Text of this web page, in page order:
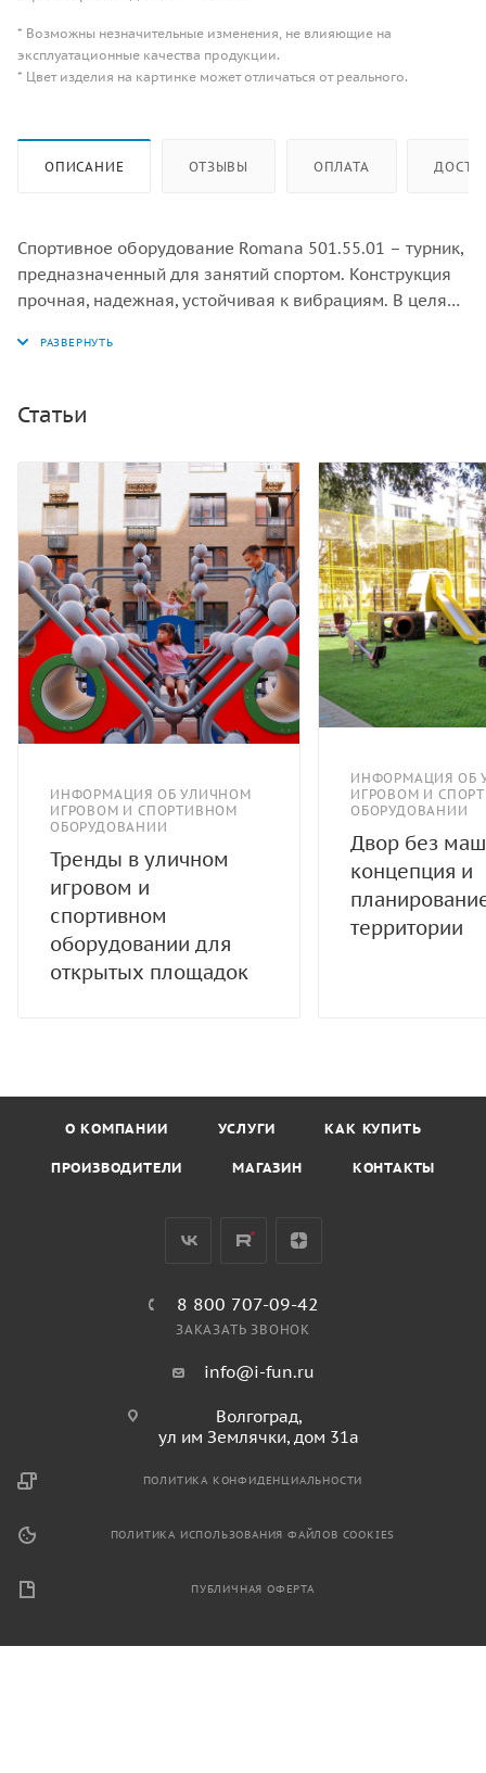
* Возможны незначительные изменения, не влияющие на
эксплуатационные качества продукции.
* Цвет изделия на картинке может отличаться от реального.
ОПИСАНИЕ ОТЗЫВЫ ОПЛАТА
Спортивное оборудование Romana 501.55.01 – турник,
предназначенный для занятий спортом. Конструкция
прочная, надежная, устойчивая к вибрациям. В целях
грунте с помощью бетонного раствора, что делает
выступающие части труб закрыты пластиковыми
труб диаметром 108 мм. Перекладины произведены из
труб диаметром 33,5 мм. Металлические детали
турника окрашены полимерно-порошковой краской в
заводских условиях. Покрытие предохраняет металл
от ржавчины и коррозии. Турник монтируется в местах
общего пользования, на территории школ, во дворах
жилых комплексов.
Статьи
ИНФОРМАЦИЯ ОБ УЛИЧНОМ
ИГРОВОМ И СПОРТИВНОМ
ОБОРУДОВАНИИ
Тренды в уличном
игровом и
спортивном
оборудовании для
открытых площадок
ИНФОРМАЦИЯ ОБ
ИГРОВОМ И
ОБОРУДОВАНИИ
Двор без
концепция и
территории
О КОМПАНИИ УСЛУГИ КАК КУПИТЬ
ПРОИЗВОДИТЕЛИ МАГАЗИН КОНТАКТЫ
8 800 707-09-42
ЗАКАЗАТЬ ЗВОНОК
info@i-fun.ru
Волгоград,
ул им Землячки, дом 31а
ПОЛИТИКА КОНФИДЕНЦИАЛЬНОСТИ
ПОЛИТИКА ИСПОЛЬЗОВАНИЯ ФАЙЛОВ COOKIES
ПУБЛИЧНАЯ ОФЕРТА